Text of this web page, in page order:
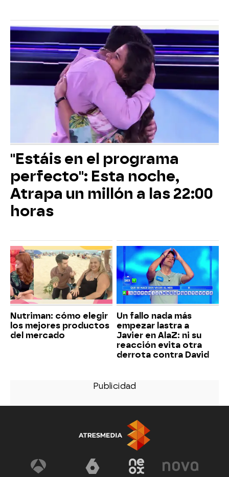
"Estáis en el programa
perfecto": Esta noche,
Atrapa un millón a las 22:00
horas
Nutriman: cómo elegir
los mejores productos
del mercado
Un fallo nada más
empezar lastra a
Javier en AlaZ: ni su
reacción evita otra
derrota contra David